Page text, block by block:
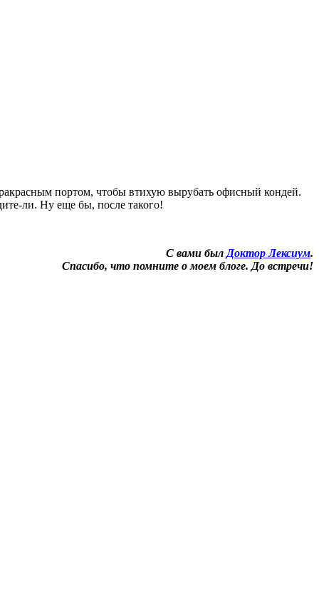
портом, чтобы втихую вырубать офисный кондей.
ли. Ну еще бы, после такого!
С вами был Доктор Лексиум.
Спасибо, что помните о моем блоге. До встречи!